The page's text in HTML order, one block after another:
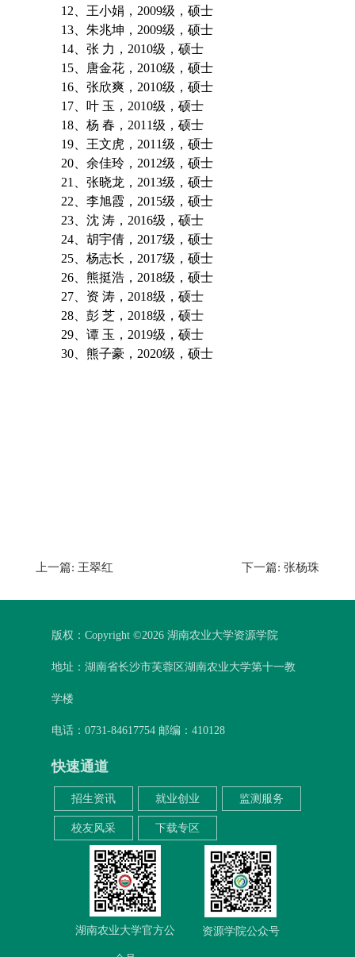
12 、王小娟， 2009级，硕士
13、朱兆坤， 2009级，硕士
14、张 力， 2010级，硕士
15、唐金花， 2010级，硕士
16、张欣爽， 2010级，硕士
17、叶 玉， 2010级，硕士
18、杨 春， 2011级，硕士
19、王文虎， 2011级，硕士
20、余佳玲， 2012级，硕士
21
、张晓龙， 2013级，硕士
22 、李旭霞， 2015级，硕士
23、沈 涛， 2016级，硕士
24、胡宇倩， 2017级，硕士
25、杨志长， 2017级，硕士
26、熊挺浩， 2018级，硕士
27、资 涛， 2018级，硕士
28、彭 芝， 2018级，硕士
29、谭 玉， 2019级，硕士
30、熊子豪， 2020级，硕士
上一篇: 王翠红 下一篇: 张杨珠
版权：Copyright ©2026 湖南农业大学资源学院
地址：湖南省长沙市芙蓉区湖南农业大学第十一教
学楼
电话：0731-84617754 邮编：410128
快速通道
招生资讯 就业创业 监测服务
校友风采 下载专区
湖南农业大学官方公 资源学院公众号